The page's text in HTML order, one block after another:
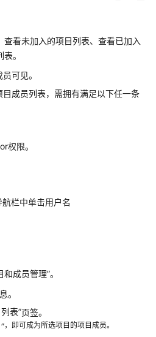
看未加入的项目列表、查看已加入
。
可见。
成员列表，需拥有满足以下任一条
权限。
栏中单击用户名
和成员管理”。
。
表”页签。
，即可成为所选项目的项目成员。